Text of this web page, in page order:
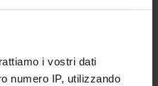
i vostri dati
numero IP, utilizzando